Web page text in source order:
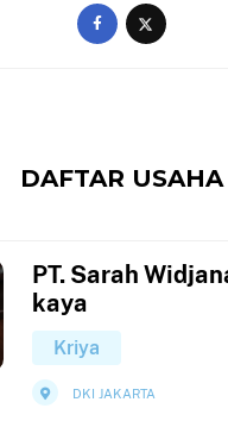
DAFTAR USAHA
PT. Sarah
kaya
Kriya
DKI JAKARTA